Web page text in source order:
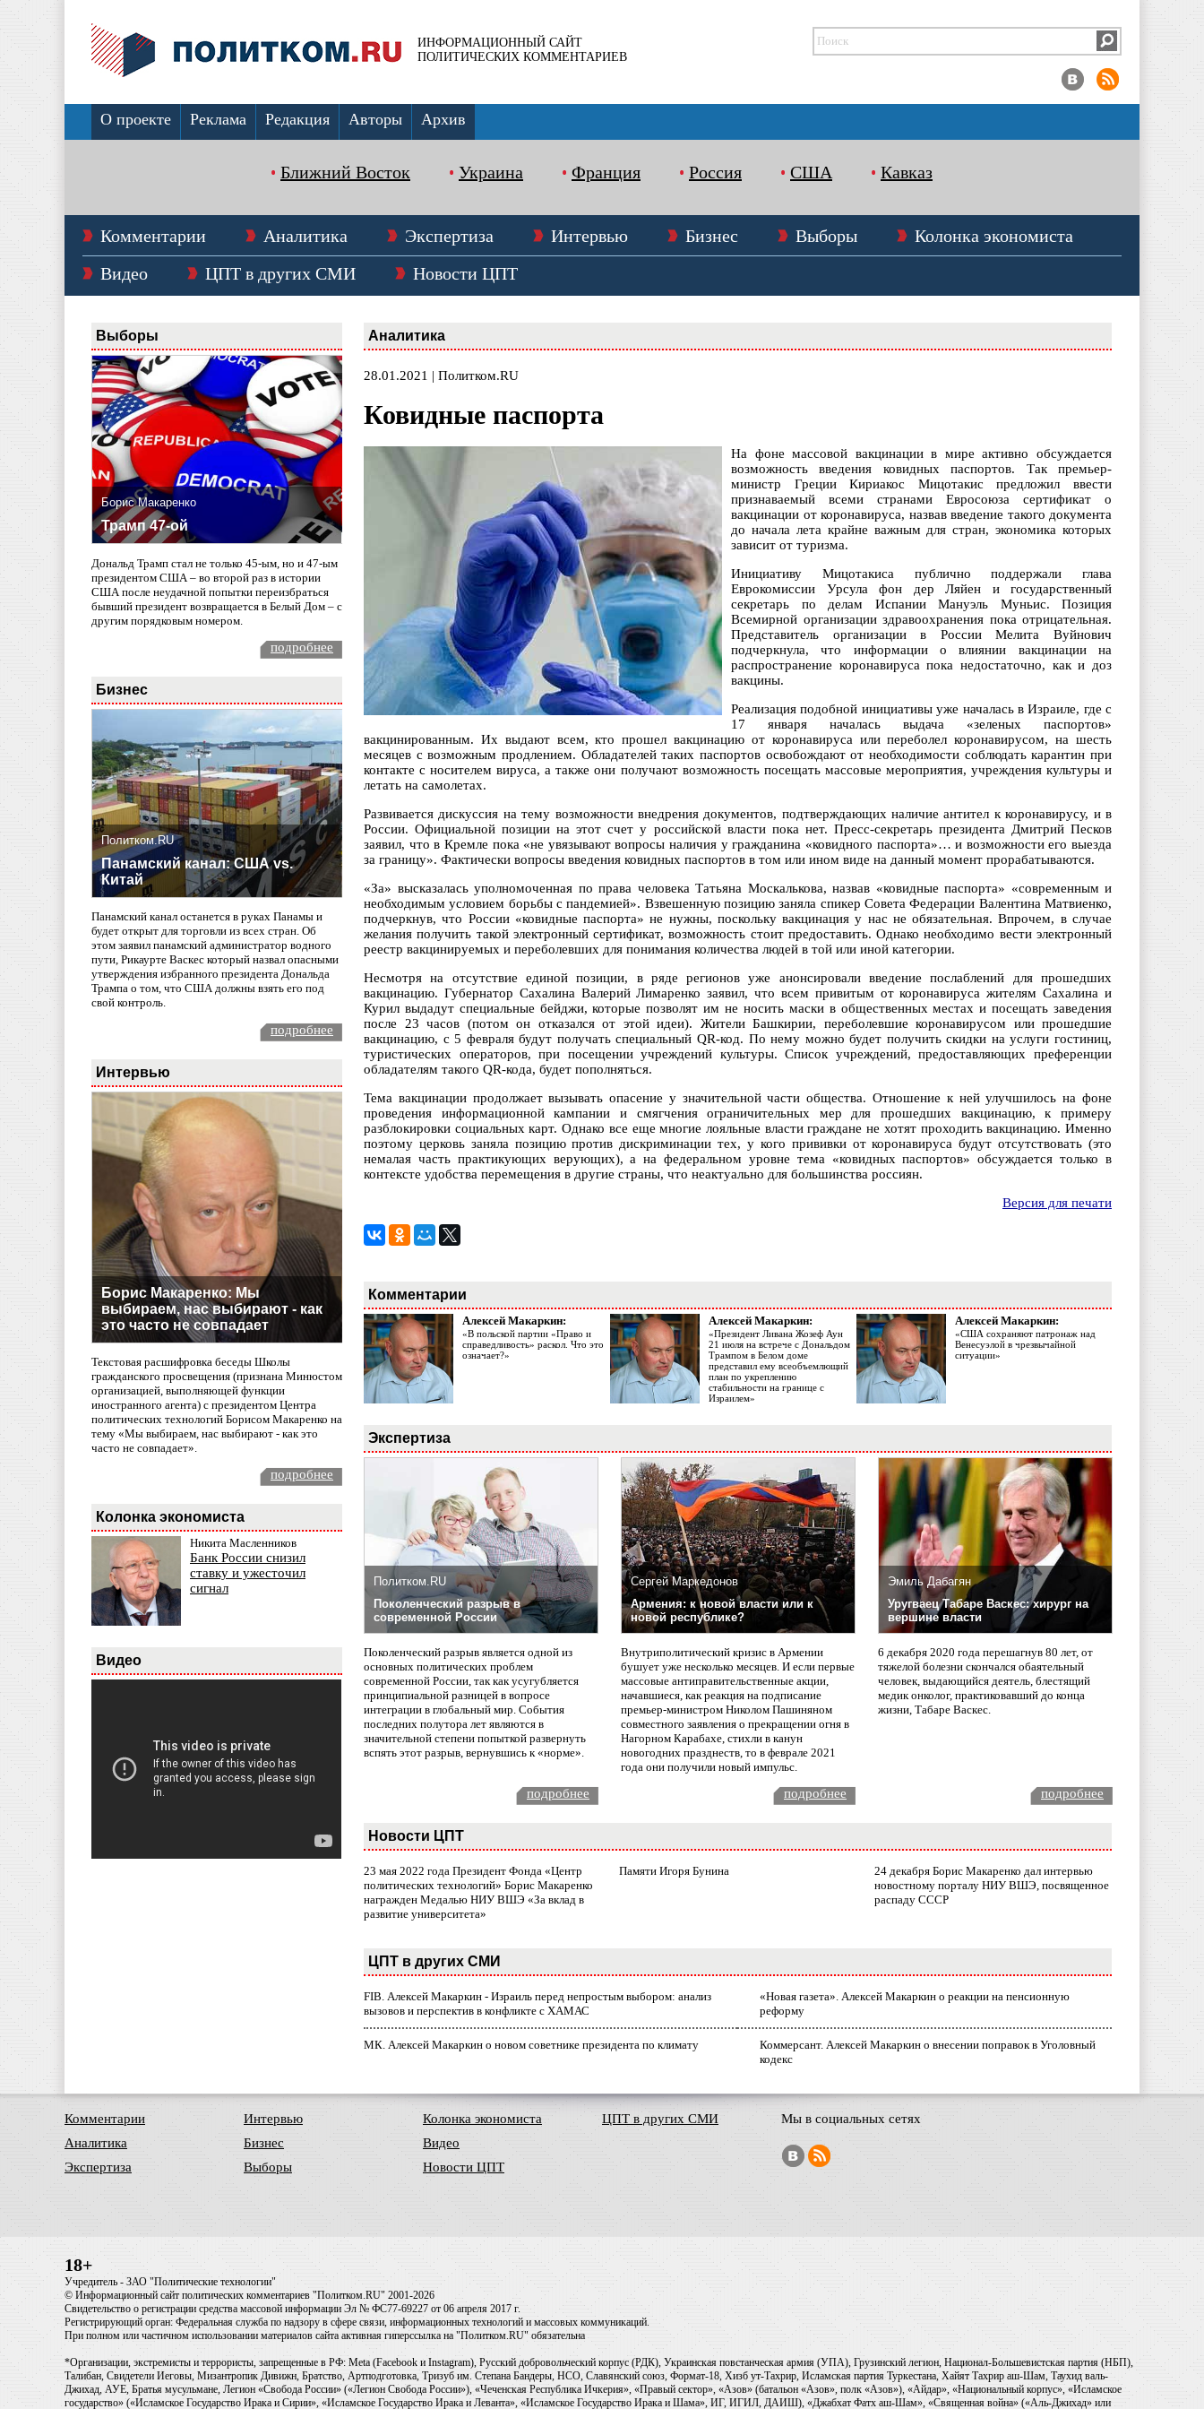
ИНФОРМАЦИОННЫЙ САЙТ
ПОЛИТИЧЕСКИХ КОММЕНТАРИЕВ
О проекте Реклама Редакция Авторы Архив
Ближний Восток Украина Франция Россия США Кавказ
Комментарии Аналитика Экспертиза Интервью Бизнес Выборы
Колонка экономиста
Видео
ЦПТ в других СМИ Новости ЦПТ
Выборы
Борис Макаренко
Трамп 47-ой
Дональд Трамп стал не только 45-ым, но и 47-ым
президентом США – во второй раз в истории
США после неудачной попытки переизбраться
бывший президент возвращается в Белый Дом – с
другим порядковым номером.
подробнее
Бизнес
Политком.RU
Панамский канал: США vs.
Китай
Панамский канал останется в руках Панамы и
будет открыт для торговли из всех стран. Об
этом заявил панамский администратор водного
пути, Рикаурте Васкес который назвал опасными
утверждения избранного президента Дональда
Трампа о том, что США должны взять его под
свой контроль.
подробнее
Интервью
Борис Макаренко: Мы
выбираем, нас выбирают - как
это часто не совпадает
Текстовая расшифровка беседы Школы
гражданского просвещения (признана Минюстом
организацией, выполняющей функции
иностранного агента) с президентом Центра
политических технологий Борисом Макаренко на
тему «Мы выбираем, нас выбирают - как это
часто не совпадает».
подробнее
Колонка экономиста
Никита Масленников
Банк России снизил
ставку и ужесточил
сигнал
Видео
Аналитика
28.01.2021 | Политком.RU
Ковидные паспорта
На фоне массовой вакцинации в мире активно обсуждается
возможность введения ковидных паспортов. Так премьер-
министр Греции Кириакос Мицотакис предложил ввести
признаваемый всеми странами Евросоюза сертификат о
вакцинации от коронавируса, назвав введение такого документа
до начала лета крайне важным для стран, экономика которых
зависит от туризма.
Инициативу Мицотакиса публично поддержали глава
Еврокомиссии Урсула фон дер Ляйен и государственный
секретарь по делам Испании Мануэль Муньис. Позиция
Всемирной организации здравоохранения пока отрицательная.
Представитель организации в России Мелита Вуйнович
подчеркнула, что информации о влиянии вакцинации на
распространение коронавируса пока недостаточно, как и доз
вакцины.
Реализация подобной инициативы уже началась в Израиле, где с
17 января началась выдача «зеленых паспортов»
вакцинированным. Их выдают всем, кто прошел вакцинацию от коронавируса или переболел коронавирусом, на шесть
месяцев с возможным продлением. Обладателей таких паспортов освобождают от необходимости соблюдать карантин при
контакте с носителем вируса, а также они получают возможность посещать массовые мероприятия, учреждения культуры и
летать на самолетах.
Развивается дискуссия на тему возможности внедрения документов, подтверждающих наличие антител к коронавирусу, и в
России. Официальной позиции на этот счет у российской власти пока нет. Пресс-секретарь президента Дмитрий Песков
заявил, что в Кремле пока «не увязывают вопросы наличия у гражданина «ковидного паспорта»… и возможности его выезда
за границу». Фактически вопросы введения ковидных паспортов в том или ином виде на данный момент прорабатываются.
«За» высказалась уполномоченная по права человека Татьяна Москалькова, назвав «ковидные паспорта» «современным и
необходимым условием борьбы с пандемией». Взвешенную позицию заняла спикер Совета Федерации Валентина Матвиенко,
подчеркнув, что России «ковидные паспорта» не нужны, поскольку вакцинация у нас не обязательная. Впрочем, в случае
желания получить такой электронный сертификат, возможность стоит предоставить. Однако необходимо вести электронный
реестр вакцинируемых и переболевших для понимания количества людей в той или иной категории.
Несмотря на отсутствие единой позиции, в ряде регионов уже анонсировали введение послаблений для прошедших
вакцинацию. Губернатор Сахалина Валерий Лимаренко заявил, что всем привитым от коронавируса жителям Сахалина и
Курил выдадут специальные бейджи, которые позволят им не носить маски в общественных местах и посещать заведения
после 23 часов (потом он отказался от этой идеи). Жители Башкирии, переболевшие коронавирусом или прошедшие
вакцинацию, с 5 февраля будут получать специальный QR-код. По нему можно будет получить скидки на услуги гостиниц,
туристических операторов, при посещении учреждений культуры. Список учреждений, предоставляющих преференции
обладателям такого QR-кода, будет пополняться.
Тема вакцинации продолжает вызывать опасение у значительной части общества. Отношение к ней улучшилось на фоне
проведения информационной кампании и смягчения ограничительных мер для прошедших вакцинацию, к примеру
разблокировки социальных карт. Однако все еще многие лояльные власти граждане не хотят проходить вакцинацию. Именно
поэтому церковь заняла позицию против дискриминации тех, у кого прививки от коронавируса будут отсутствовать (это
немалая часть практикующих верующих), а на федеральном уровне тема «ковидных паспортов» обсуждается только в
контексте удобства перемещения в другие страны, что неактуально для большинства россиян.
Версия для печати
Комментарии
Алексей Макаркин:
«В польской партии «Право и
справедливость» раскол. Что это
означает?»
Алексей Макаркин:
«Президент Ливана Жозеф Аун
21 июля на встрече с Дональдом
Трампом в Белом доме
представил ему всеобъемлющий
план по укреплению
стабильности на границе с
Израилем»
Алексей Макаркин:
«США сохраняют патронаж над
Венесуэлой в чрезвычайной
ситуации»
Экспертиза
Политком.RU
Поколенческий разрыв в
современной России
Поколенческий разрыв является одной из
основных политических проблем
современной России, так как усугубляется
принципиальной разницей в вопросе
интеграции в глобальный мир. События
последних полутора лет являются в
значительной степени попыткой развернуть
вспять этот разрыв, вернувшись к «норме».
Сергей Маркедонов
Армения: к новой власти или к
новой республике?
Внутриполитический кризис в Армении
бушует уже несколько месяцев. И если первые
массовые антиправительственные акции,
начавшиеся, как реакция на подписание
премьер-министром Николом Пашиняном
совместного заявления о прекращении огня в
Нагорном Карабахе, стихли в канун
новогодних празднеств, то в феврале 2021
года они получили новый импульс.
Эмиль Дабагян
Уругваец Табаре Васкес: хирург на
вершине власти
6 декабря 2020 года перешагнув 80 лет, от
тяжелой болезни скончался обаятельный
человек, выдающийся деятель, блестящий
медик онколог, практиковавший до конца
жизни, Табаре Васкес.
подробнее подробнее подробнее
Новости ЦПТ
23 мая 2022 года Президент Фонда «Центр
политических технологий» Борис Макаренко
награжден Медалью НИУ ВШЭ «За вклад в
развитие университета»
Памяти Игоря Бунина
24 декабря Борис Макаренко дал интервью
новостному порталу НИУ ВШЭ, посвященное
распаду СССР
ЦПТ в других СМИ
FIB. Алексей Макаркин - Израиль перед непростым выбором: анализ
вызовов и перспектив в конфликте с ХАМАС
«Новая газета». Алексей Макаркин о реакции на пенсионную
реформу
МК. Алексей Макаркин о новом советнике президента по климату
Коммерсант. Алексей Макаркин о внесении поправок в Уголовный
кодекс
Комментарии
Аналитика
Экспертиза
Интервью
Бизнес
Выборы
Колонка экономиста
Видео
Новости ЦПТ
ЦПТ в других СМИ Мы в социальных сетях
18+
Учредитель - ЗАО "Политические технологии"
© Информационный сайт политических комментариев "Политком.RU" 2001-2026
Свидетельство о регистрации средства массовой информации Эл № ФС77-69227 от 06 апреля 2017 г.
Регистрирующий орган: Федеральная служба по надзору в сфере связи, информационных технологий и массовых коммуникаций.
При полном или частичном использовании материалов сайта активная гиперссылка на "Политком.RU" обязательна
*Организации, экстремисты и террористы, запрещенные в РФ: Meta (Facebook и Instagram), Русский добровольческий корпус (РДК), Украинская повстанческая армия (УПА), Грузинский легион, Национал-Большевистская партия (НБП),
Талибан, Свидетели Иеговы, Мизантропик Дивижн, Братство, Артподготовка, Тризуб им. Степана Бандеры, НСО, Славянский союз, Формат-18, Хизб ут-Тахрир, Исламская партия Туркестана, Хайят Тахрир аш-Шам, Таухид валь-
Джихад, АУЕ, Братья мусульмане, Легион «Свобода России» («Легион Свобода России»), «Чеченская Республика Ичкерия», «Правый сектор», «Азов» (батальон «Азов», полк «Азов»), «Айдар», «Национальный корпус», «Исламское
государство» («Исламское Государство Ирака и Сирии», «Исламское Государство Ирака и Леванта», «Исламское Государство Ирака и Шама», ИГ, ИГИЛ, ДАИШ), «Джабхат Фатх аш-Шам», «Священная война» («Аль-Джихад» или